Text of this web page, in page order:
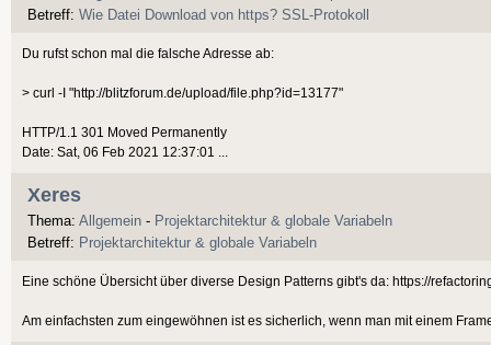
Betreff: Wie Datei Download von https? SSL-Protokoll
Du rufst schon mal die falsche Adresse ab:
> curl -I "http://blitzforum.de/upload/file.php?id=13177"
HTTP/1.1 301 Moved Permanently
Date: Sat, 06 Feb 2021 12:37:01 ...
Xeres
Thema: Allgemein - Projektarchitektur & globale Variabeln
Betreff: Projektarchitektur & globale Variabeln
Eine schöne Übersicht über diverse Design Patterns gibt's da: https://
Am einfachsten zum eingewöhnen ist es sicherlich, wenn man mit einem